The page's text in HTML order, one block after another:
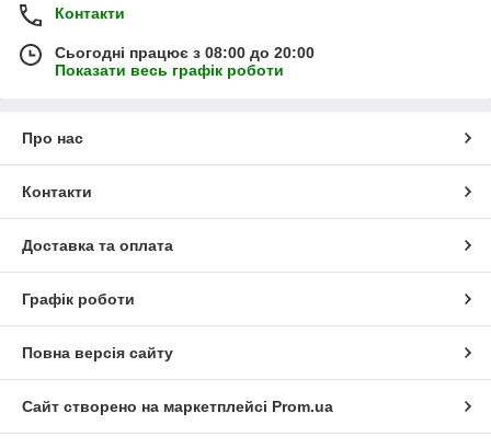
Контакти
Сьогодні працює з 08:00 до 20:00
Показати весь графік роботи
Про нас
Контакти
Доставка та оплата
Графік роботи
Повна версія сайту
Сайт створено на маркетплейсі Prom.ua